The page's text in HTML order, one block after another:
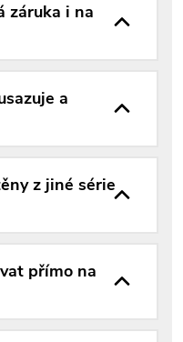
záruka i na
a
z jiné série
přímo na